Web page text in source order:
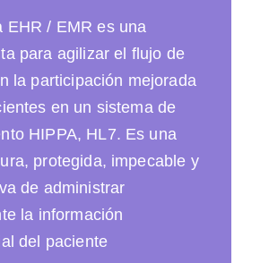
EHR / EMR es una
para agilizar el flujo de
la participación mejorada
en un sistema de
HIPPA, HL7. Es una
protegida, impecable y
de administrar
la información
del paciente